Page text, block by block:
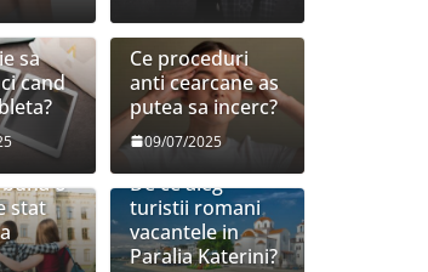
sa
cand
Ce proceduri
anti cearcane as
putea sa incerc?
09/07/2025
o
stat
De ce aleg
turistii romani
vacantele in
Paralia Katerini?